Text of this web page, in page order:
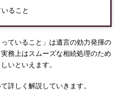
ること
ていること」は遺言の効力発揮の
務上はスムーズな相続処理のため
いといえます。
詳しく解説していきます。